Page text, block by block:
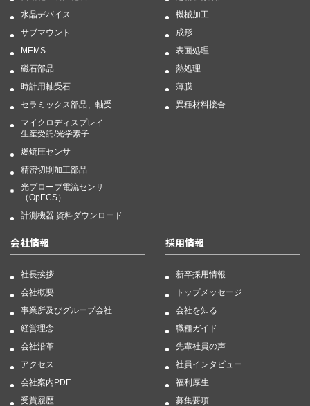
水晶デバイス
サブマウント
MEMS
磁石部品
時計用軸受石
セラミックス部品、軸受
マイクロディスプレイ
生産受託/光学素子
燃焼圧センサ
精密切削加工部品
光プローブ電流センサ
（OpECS）
計測機器 資料ダウンロード
機械加工
成形
表面処理
熱処理
薄膜
異種材料接合
会社情報
社長挨拶
会社概要
事業所及びグループ会社
経営理念
会社沿革
アクセス
会社案内PDF
受賞履歴
採用情報
新卒採用情報
トップメッセージ
会社を知る
職種ガイド
先輩社員の声
社員インタビュー
福利厚生
募集要項